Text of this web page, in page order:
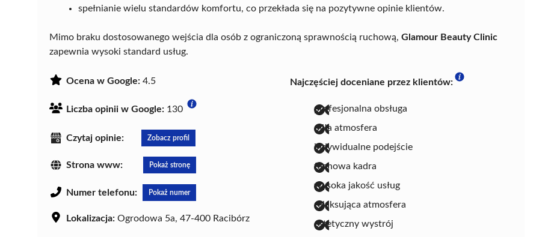
spełnianie wielu standardów komfortu, co przekłada się na pozytywne opinie klientów.
Mimo braku dostosowanego wejścia dla osób z ograniczoną sprawnością ruchową, Glamour Beauty Clinic
zapewnia wysoki standard usług.
Ocena w Google: 4.5
Liczba opinii w Google: 130
Czytaj opinie: Zobacz profil
Strona www: Pokaż stronę
Numer telefonu: Pokaż numer
Lokalizacja: Ogrodowa 5a, 47-400 Racibórz
Najczęściej doceniane przez klientów:
profesjonalna obsługa
miła atmosfera
indywidualne podejście
fachowa kadra
wysoka jakość usług
relaksująca atmosfera
estetyczny wystrój